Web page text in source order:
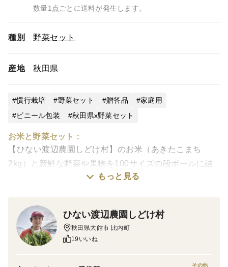
数量1点ごとに送料が発生します。
種別 野菜セット
産地 秋田県
慣行栽培 野菜セット 贈答品
家庭用
ビニール包装
秋田県x野菜セット
お米と野菜セット：
【ひない渡辺農園しどけ村】のお米（あきたこまち
2kg）と新鮮な野菜や果物を100サイズの段ボールに詰
めたお買い得な野菜セットです。お客様への感謝と農産
・春：山菜（うど、あさつき、しどけ、あいこ、みず、
など）、ホウレンソウ、春菊、レタス類、スナップエン
ドウ、ブロッコリー、カリフラワー、イチゴなど。
・夏：キュウリ、オクラ、トマト、ナス、ジャンボイン
もっと見る
ひない渡辺農園しどけ村
秋田県大館市 比内町
19いいね
その他